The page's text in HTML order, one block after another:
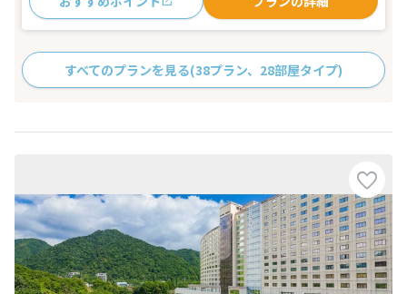
すべてのプランを見る(38プラン、28部屋タイプ)